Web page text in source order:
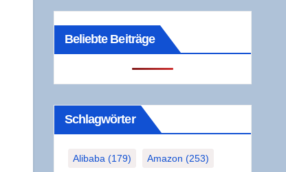
Beliebte Beiträge
Schlag­wör­ter
Alibaba (179) Amazon (253)